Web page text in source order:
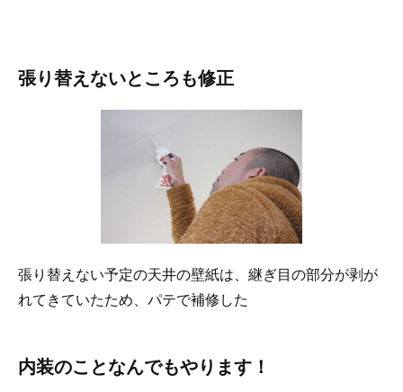
張り替えないところも修正
張り替えない予定の天井の壁紙は、継ぎ目の部分が剥が
れてきていたため、パテで補修した
内装のことなんでもやります！